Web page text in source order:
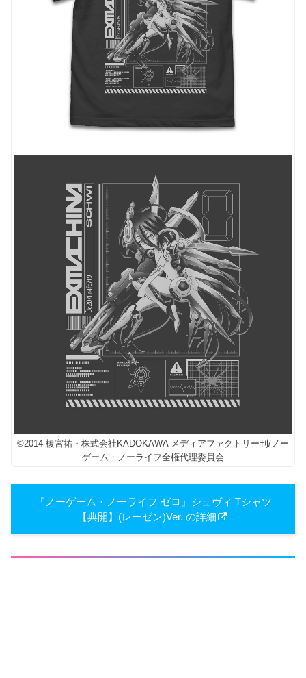
©2014 榎宮祐・株式会社KADOKAWA メディアファクトリー刊/ノー
ゲーム・ノーライフ全権代理委員会
『ノーゲーム・ノーライフ ゼロ』シュヴィ Tシャツ
【典開】(レーゼン)Ver. の詳細